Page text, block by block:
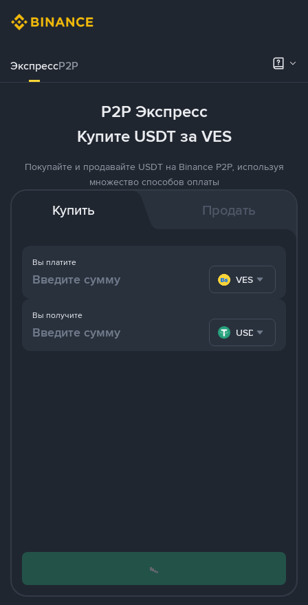
ЭкспрессP2P
P2P Экспресс
Купите USDT за VES
Покупайте и продавайте USDT на Binance P2P, используя
множество способов оплаты
Купить Продать
Вы платите
VES
Вы получите
USDT